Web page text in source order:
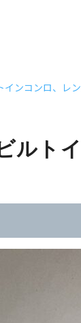
ンコンロ、レ
ト